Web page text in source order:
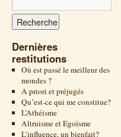
Dernières
restitutions
Où est passé le meilleur des
mondes ?
A priori et préjugés
Qu’est-ce qui me constitue?
L’Athéisme
Altruisme et Egoïsme
L’influence, un bienfait?